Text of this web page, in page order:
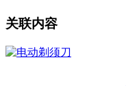
关联内容